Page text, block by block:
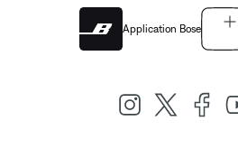
Application Bose